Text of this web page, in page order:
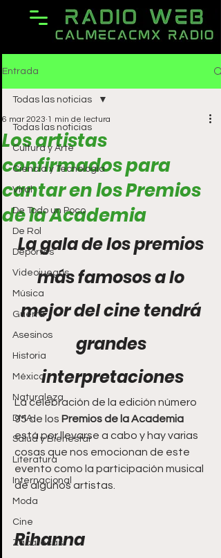
Entrada
Todas las noticias
Cultura y Arte
Ciencia y Tecnología
Viral
De Todo un Poco
De Rol
Deportes
Videojuegos
Música
Guerra
Asesinos
Historia
México
Naturaleza
DMA
Salud y Bienestar
Literatura
Internacional
Moda
Cine
Zacatecas
Todas las noticias
Los artistas
confirmados para
cantar en los Premios
de la Academia
6 mar 2023 1 min de lectura
La gala de los premios
más famosos a lo
mejor del cine tendrá
grandes
interpretaciones
La celebración de la edición número
95 de los Premios de la Academia
está por llevarse a cabo y hay varias
cosas que nos emocionan de este
evento como la participación musical
de algunos artistas.
Rihanna